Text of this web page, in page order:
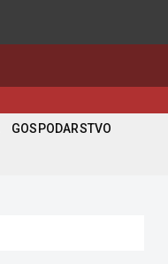
GOSPODARSTVO